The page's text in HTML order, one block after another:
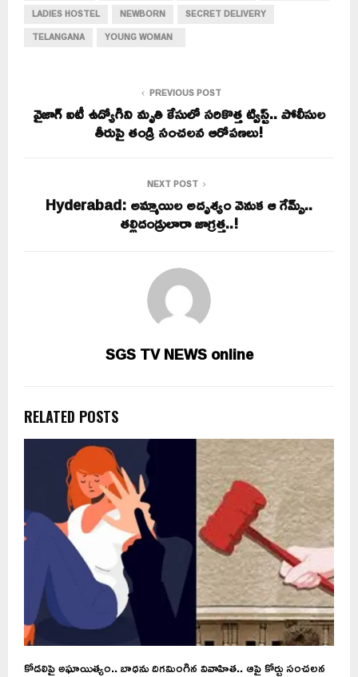
LADIES HOSTEL
NEWBORN
SECRET DELIVERY
TELANGANA
YOUNG WOMAN
PREVIOUS POST
వైజాగ్ ఐటీ ఉద్యోగిని మృతి కేసులో సరికొత్త ట్విస్ట్.. పోలీసుల
తీరుపై తండ్రి సంచలన ఆరోపణలు!
NEXT POST
Hyderabad: అమ్మాయిల అదృశ్యం వెనుక ఆ గేమ్స్‌‌..
తల్లిదండ్రులారా జాగ్రత్త..!
SGS TV NEWS online
RELATED POSTS
కోడలిపై అఘాయిత్యం.. బాధను దిగమింగిన వివాహిత.. ఆపై కోర్టు సంచలన